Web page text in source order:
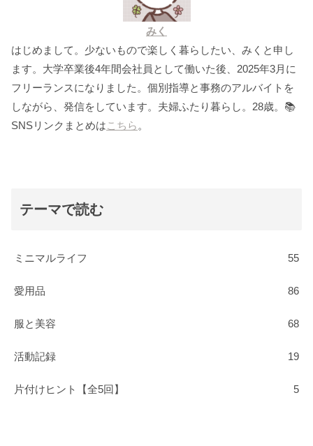
みく
はじめまして。少ないもので楽しく暮らしたい、みくと申し
ます。大学卒業後4年間会社員として働いた後、2025年3月に
フリーランスになりました。個別指導と事務のアルバイトを
しながら、発信をしています。夫婦ふたり暮らし。28歳。📚
SNSリンクまとめはこちら 。
テーマで読む
ミニマルライフ 55
愛用品 86
服と美容 68
活動記録 19
片付けヒント【全5回】 5